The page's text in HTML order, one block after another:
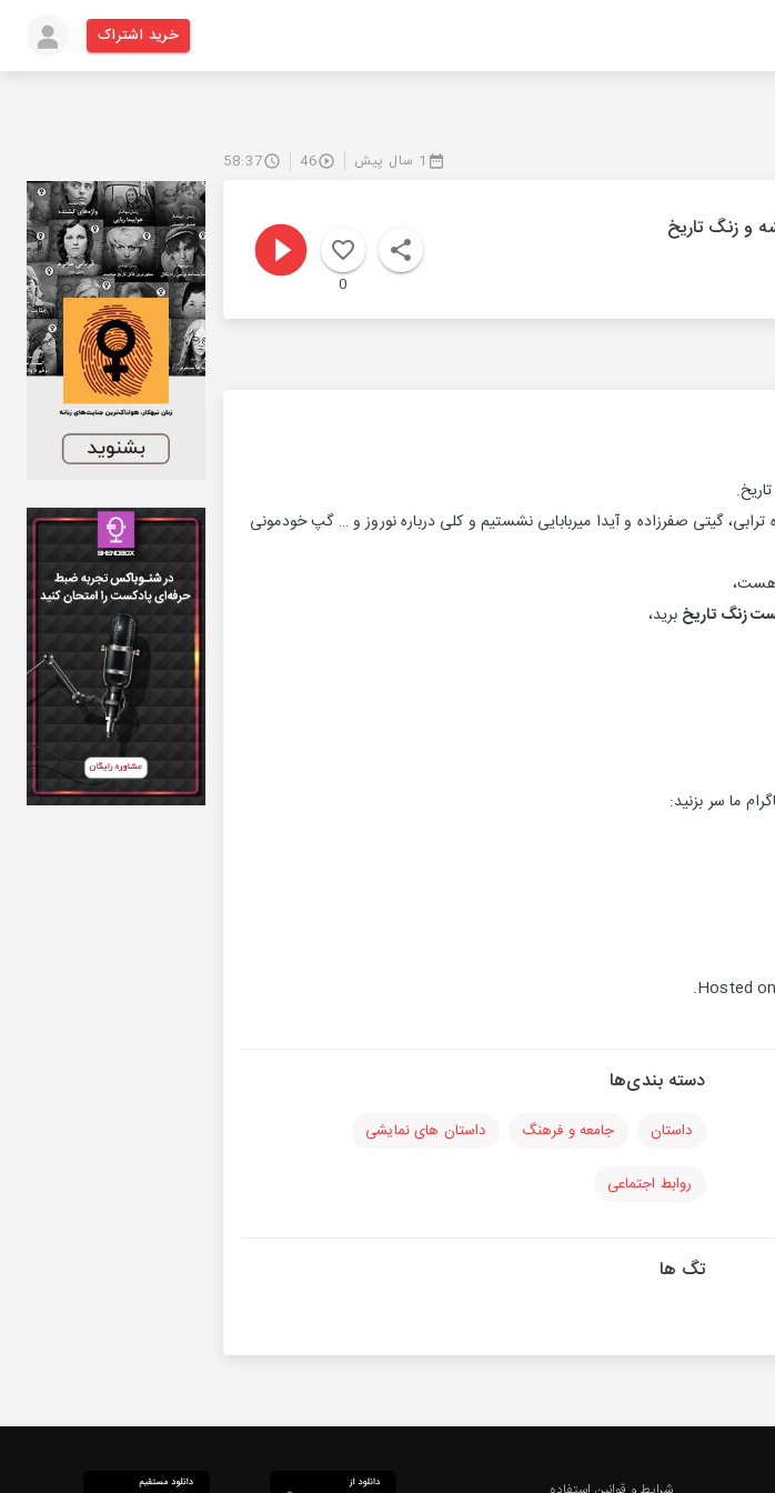
خرید اشتراک
1 سال پیش 46
58:37
0
ترابی، گیتی صفرزاده و آیدا میربابایی نشستیم و کلی درباره نوروز و … گپ خودمونی
زنگ تاریخ برید،
ما سر بزنید:
Hosted
دسته بندی‌ها
داستان جامعه و فرهنگ داستان های نمایشی
روابط اجتماعی
تگ ها